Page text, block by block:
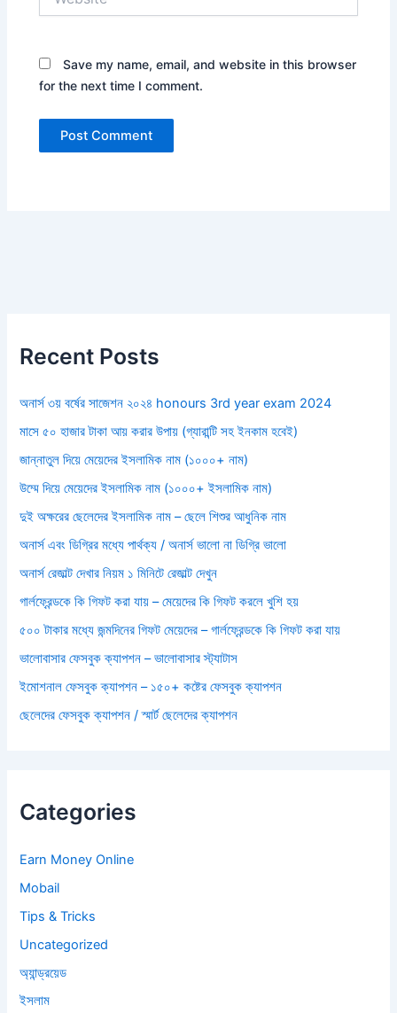
Save my name, email, and website in this browser
for the next time I comment.
Recent Posts
অনার্স ৩য় বর্ষের সাজেশন ২০২৪ honours 3rd year exam 2024
মাসে ৫০ হাজার টাকা আয় করার উপায় (গ্যারান্টি সহ ইনকাম হবেই)
জান্নাতুল দিয়ে মেয়েদের ইসলামিক নাম (১০০০+ নাম)
উম্মে দিয়ে মেয়েদের ইসলামিক নাম (১০০০+ ইসলামিক নাম)
দুই অক্ষরের ছেলেদের ইসলামিক নাম – ছেলে শিশুর আধুনিক নাম
অনার্স এবং ডিগ্রির মধ্যে পার্থক্য / অনার্স ভালো না ডিগ্রি ভালো
অনার্স রেজাল্ট দেখার নিয়ম ১ মিনিটে রেজাল্ট দেখুন
গার্লফ্রেন্ডকে কি গিফট করা যায় – মেয়েদের কি গিফট করলে খুশি হয়
৫০০ টাকার মধ্যে জন্মদিনের গিফট মেয়েদের – গার্লফ্রেন্ডকে কি গিফট করা যায়
ভালোবাসার ফেসবুক ক্যাপশন – ভালোবাসার স্ট্যাটাস
ইমোশনাল ফেসবুক ক্যাপশন – ১৫০+ কষ্টের ফেসবুক ক্যাপশন
ছেলেদের ফেসবুক ক্যাপশন / স্মার্ট ছেলেদের ক্যাপশন
Categories
Earn Money Online
Mobail
Tips & Tricks
Uncategorized
অ্যান্ড্রয়েড
ইসলাম